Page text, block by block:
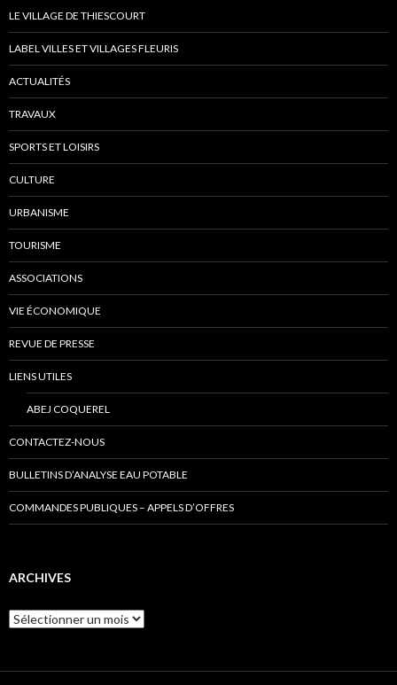
LE VILLAGE DE THIESCOURT
LABEL VILLES ET VILLAGES FLEURIS
ACTUALITÉS
TRAVAUX
SPORTS ET LOISIRS
CULTURE
URBANISME
TOURISME
ASSOCIATIONS
VIE ÉCONOMIQUE
REVUE DE PRESSE
LIENS UTILES
ABEJ COQUEREL
CONTACTEZ-NOUS
BULLETINS D’ANALYSE EAU POTABLE
COMMANDES PUBLIQUES – APPELS D’OFFRES
ARCHIVES
Archives